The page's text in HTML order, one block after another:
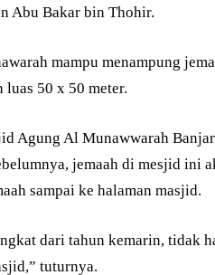
Abu Bakar bin Thohir.
mampu menampung
50 x 50 meter.
Agung Al Munawwarah
jemaah di mesjid ini
sampai ke halaman masjid.
dari tahun kemarin, tidak
tuturnya.